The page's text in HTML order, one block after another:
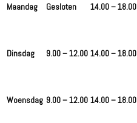
Maandag Gesloten 14.00 – 18.00
Dinsdag 9.00 – 12.00 14.00 – 18.00
Woensdag 9.00 – 12.00 14.00 – 18.00